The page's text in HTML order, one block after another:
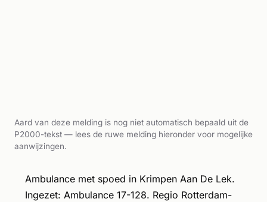
Aard van deze melding is nog niet automatisch bepaald uit de
P2000-tekst — lees de ruwe melding hieronder voor mogelijke
aanwijzingen.
Ambulance met spoed in Krimpen Aan De Lek.
Ingezet: Ambulance 17-128. Regio Rotterdam-